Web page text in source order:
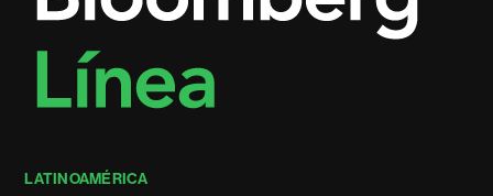
LATINOAMÉRICA